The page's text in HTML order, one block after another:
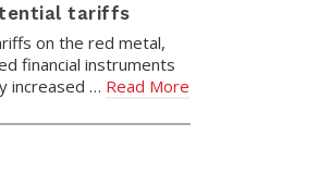
tariffs
on the red metal,
financial instruments
increased … Read More